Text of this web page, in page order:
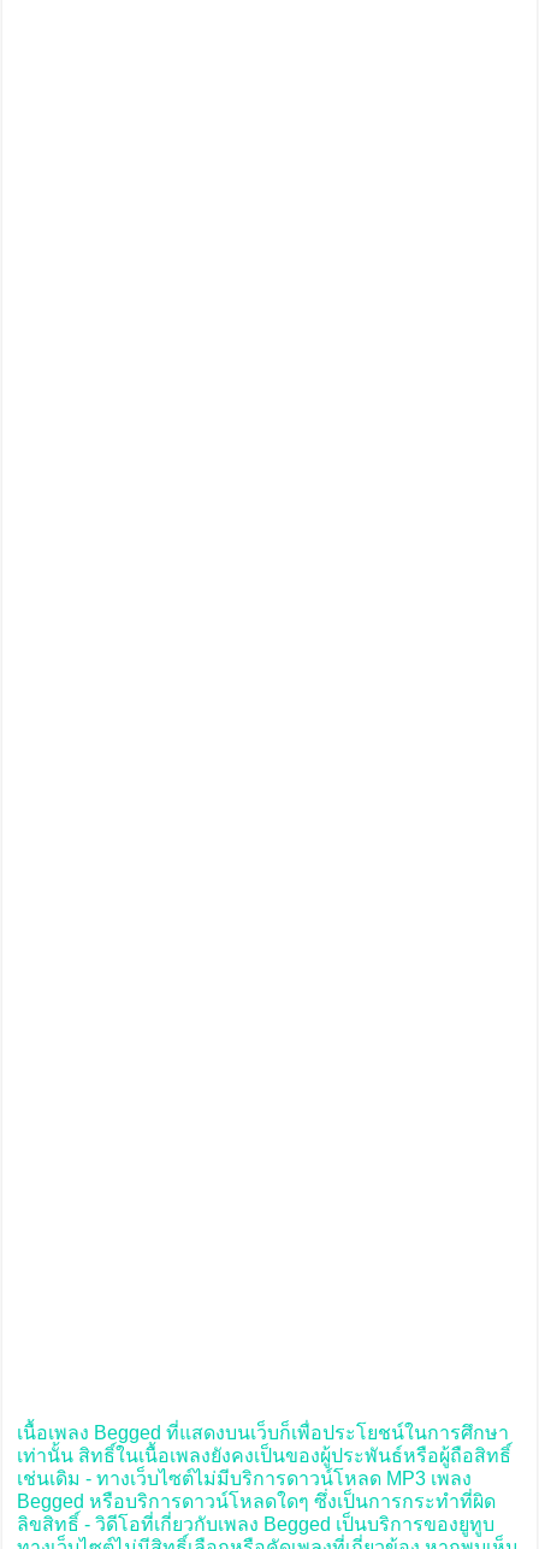
เนื้อเพลง Begged ที่แสดงบนเว็บก็เพื่อประโยชน์ในการศึกษา
เท่านั้น สิทธิ์ในเนื้อเพลงยังคงเป็นของผู้ประพันธ์หรือผู้ถือสิทธิ์
เช่นเดิม - ทางเว็บไซต์ไม่มีบริการดาวน์โหลด MP3 เพลง
Begged หรือบริการดาวน์โหลดใดๆ ซึ่งเป็นการกระทำที่ผิด
ลิขสิทธิ์ - วิดีโอที่เกี่ยวกับเพลง Begged เป็นบริการของยูทูบ